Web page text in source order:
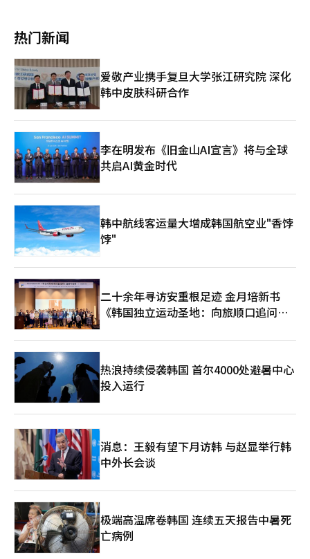
的主要股东，意义非凡。 对两大木而言，这在治理结构和业务扩
展方面都具有重要意义。金融监管机构一直在加强对虚拟资产经营
者的财务健康、大股东资格和内部控制标准的制度整顿。在这种情
况下，哈纳金融作为主要股东的参与，将有助于两大木增强经营透
明度和与制度金融的接触。 关键在于Upbit之后的增长战略。虽然
两大木在国内虚拟资产交易市场上已获得压倒性的知名度，但仅依
靠交易手续费的业务结构在市场波动中显得脆弱。与哈纳金融的合
作将成为其业务扩展至海外汇款、支付结算、代币证券、稳定币等
数字金融基础设施领域的契机。 两大木与哈纳金融已经在区块链
基础设施方面展开了合作。两大木上个月与哈纳金融、浦项国际签
署了合作协议，决定利用自有的Layer2区块链“GIWA链”共同构
建金融、数字资产和产业融合基础设施。合作的核心在于将哈纳金
融的外汇网络、浦项国际的全球供应链与两大木的区块链技术相结
款服务的技术验证。验证了能否将现有的基于SWIFT的外汇汇款体
系扩展为基于区块链的消息和结算结构。这一趋势与两大木希望从
单纯的交易所运营商转型为链上金融基础设施企业的战略相吻合。
市场也关注韩元稳定币和代币证券领域的合作可能性。如果韩元基
础的数字货币和代币化资产市场在制度框架内开放，两大木将拥有
虚拟资产用户基础和区块链技术，而哈纳金融则具备银行、证券、
外汇和资产管理能力，双方可以进行角色分工。然而，韩元稳定币
的法制化和监管标准是实现商业化的关键变量。 Upbit的实名账户
体系短期内不会发生变化。Upbit目前与K银行保持实名账户的合
作，而此次股份投资不仅是简单的账户合作变更，更是为数字资产
基础的未来金融生态系统构建进行的战略投资。 围绕两大木的另
一个变量是与NAVER金融的企业合并。公平交易委员会于去年11
月接收了NAVER金融与两大木的企业合并申请，并已开始审查。
今年3月，委员会要求提交额外资料。业内人士认为，公平交易委
员会如何定义支付、金融科技、虚拟资产和数据市场将成为审查的
核心议题。 如果与NAVER金融的合并获得批准，并加上哈纳金融
产平台、NAVER的用户接触和支付数据、哈纳金融的金融基础设
施相结合，可能形成涵盖数字资产、支付、资产管理和区块链金融
的大型生态系统。 然而，期待与挑战并存。虚拟资产交易所与金
融控股的结合伴随着用户保护、内部控制、利益冲突、市场支配力
和数据利用等问题。尤其是交易所业务面临市场波动和监管风险，
哈纳金融的参与不仅会提升两大木的信任度，同时也会要求更严格
的管理责任。 此次投资被视为两大木与制度金融关系的进一步提
升。卡카오投资曾是其初期成长阶段的战略投资者，而哈纳金融则
是支持两大木在数字资产制度化阶段扩展金融基础设施的新伙伴。
两大木能否从以Upbit为中心的交易所企业转型为区块链基础的综
热门新闻
爱敬产业携手复旦大学张江研究院 深化
韩中皮肤科研合作
李在明发布《旧金山AI宣言》将与全球
共启AI黄金时代
韩中航线客运量大增成韩国航空业"香饽
饽"
二十余年寻访安重根足迹 金月培新书
《韩国独立运动圣地：向旅顺口追问历
热浪持续侵袭韩国 首尔4000处避暑中心
投入运行
消息：王毅有望下月访韩 与赵显举行韩
中外长会谈
极端高温席卷韩国 连续五天报告中暑死
亡病例